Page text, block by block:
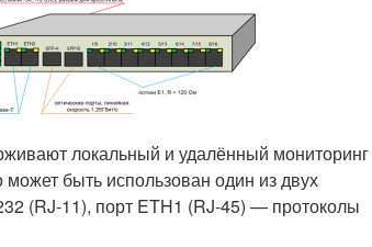
локальный и удалённый мониторинг
быть использован один из двух
(RJ-11), порт ETH1 (RJ-45) — протоколы